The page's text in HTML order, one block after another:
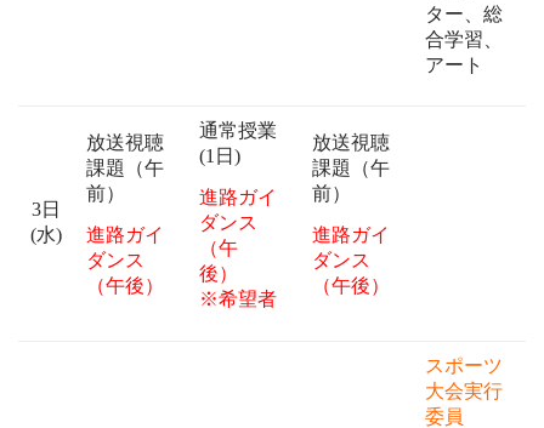
ター、総
合学習、
アート
3日
(水)
放送視聴
課題（午
前）
進路ガイ
ダンス
（午後）
通常授業
(1日)
進路ガイ
ダンス
（午
後）
※希望者
放送視聴
課題（午
前）
進路ガイ
ダンス
（午後）
スポーツ
大会実行
委員